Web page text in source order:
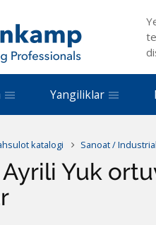
Yangiliklar
katalogi Sanoat /
Yuk